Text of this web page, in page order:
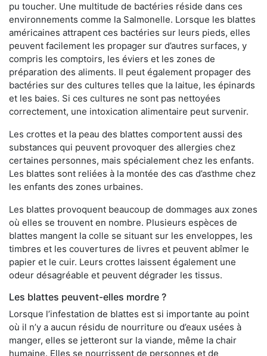
pu toucher. Une multitude de bactéries réside dans ces
environnements comme la Salmonelle. Lorsque les blattes
américaines attrapent ces bactéries sur leurs pieds, elles
peuvent facilement les propager sur d’autres surfaces, y
compris les comptoirs, les éviers et les zones de
préparation des aliments. Il peut également propager des
bactéries sur des cultures telles que la laitue, les épinards
et les baies. Si ces cultures ne sont pas nettoyées
correctement, une intoxication alimentaire peut survenir.
Les crottes et la peau des blattes comportent aussi des
substances qui peuvent provoquer des allergies chez
certaines personnes, mais spécialement chez les enfants.
Les blattes sont reliées à la montée des cas d’asthme chez
les enfants des zones urbaines.
Les blattes provoquent beaucoup de dommages aux zones
où elles se trouvent en nombre. Plusieurs espèces de
blattes mangent la colle se situant sur les enveloppes, les
timbres et les couvertures de livres et peuvent abîmer le
papier et le cuir. Leurs crottes laissent également une
odeur désagréable et peuvent dégrader les tissus.
Les blattes peuvent-elles mordre ?
Lorsque l’infestation de blattes est si importante au point
où il n’y a aucun résidu de nourriture ou d’eaux usées à
manger, elles se jetteront sur la viande, même la chair
humaine. Elles se nourrissent de personnes et de